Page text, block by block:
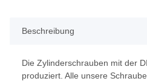
Beschreibung
Die Zylinderschrauben mit der
produziert. Alle unsere